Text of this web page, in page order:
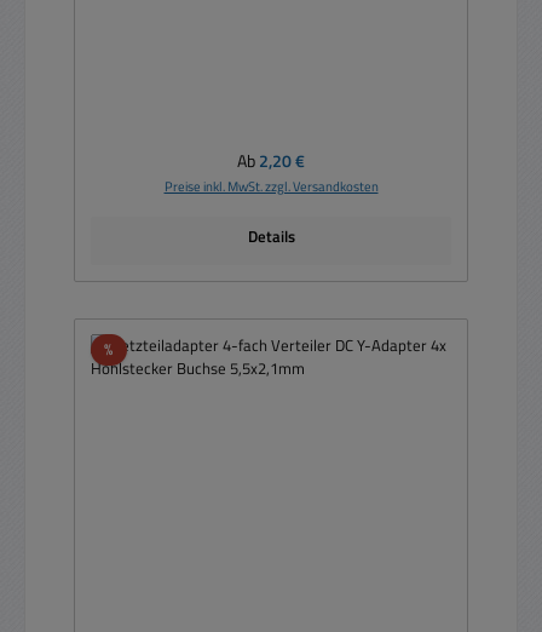
Regulärer Preis:
Ab2,20 €
Preise inkl. MwSt. zzgl. Versandkosten
Details
%Rabatt